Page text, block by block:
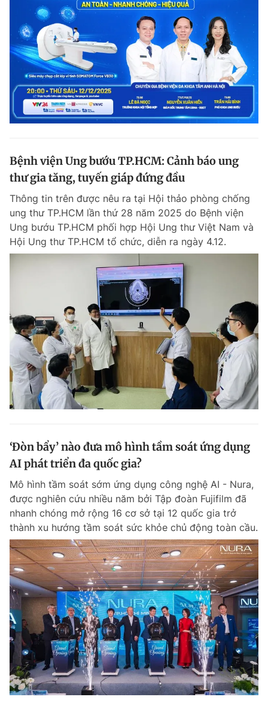
Bệnh viện Ung bướu TP.HCM: Cảnh báo ung
thư gia tăng, tuyến giáp đứng đầu
Thông tin trên được nêu ra tại Hội thảo phòng chống
ung thư TP.HCM lần thứ 28 năm 2025 do Bệnh viện
Ung bướu TP.HCM phối hợp Hội Ung thư Việt Nam và
Hội Ung thư TP.HCM tổ chức, diễn ra ngày 4.12.
‘Đòn bẩy’ nào đưa mô hình tầm soát ứng dụng
AI phát triển đa quốc gia?
Mô hình tầm soát sớm ứng dụng công nghệ AI - Nura,
được nghiên cứu nhiều năm bởi Tập đoàn Fujifilm đã
nhanh chóng mở rộng 16 cơ sở tại 12 quốc gia trở
thành xu hướng tầm soát sức khỏe chủ động toàn cầu.